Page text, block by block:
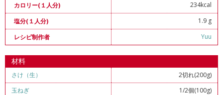
カロリー(１人分)
234kcal
塩分(１人分)
1.9 g
レシピ制作者
Yuu
材料
さけ（生）
2切れ(200g)
玉ねぎ
1/2個(100g)